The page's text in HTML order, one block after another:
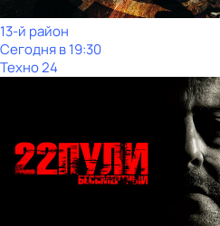
13-й район
Сегодня в 19:30
Техно 24